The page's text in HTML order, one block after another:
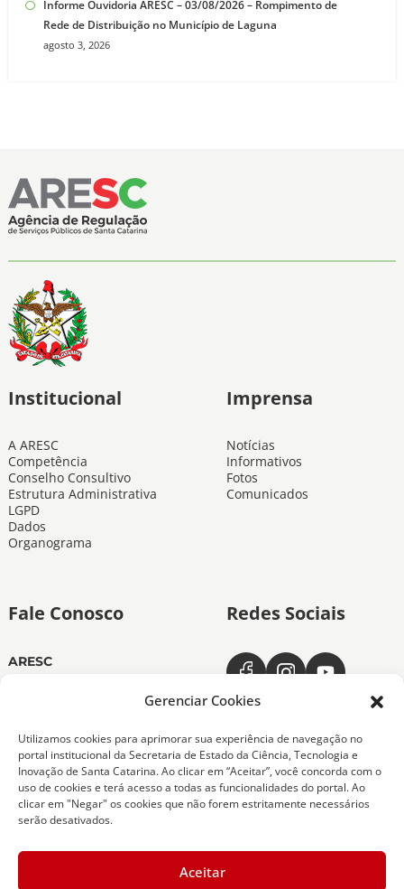
Gerenciar Cookies
Utilizamos cookies para aprimorar sua experiência de navegação no
portal institucional da Secretaria de Estado da Ciência, Tecnologia e
Inovação de Santa Catarina. Ao clicar em “Aceitar”, você concorda com o
uso de cookies e terá acesso a todas as funcionalidades do portal. Ao
clicar em "Negar" os cookies que não forem estritamente necessários
serão desativados.
Aceitar
Informe Ouvidoria ARESC – 03/08/2026 – Rompimento de
Rede de Distribuição no Município de Laguna
agosto 3, 2026
Institucional
A ARESC
Competência
Conselho Consultivo
Estrutura Administrativa
LGPD
Dados
Organograma
Imprensa
Notícias
Informativos
Fotos
Comunicados
Fale Conosco
ARESC
ARESC Ouvidoria
Dias úteis das 7h às 19h
0800-6432611
(48) 9 9151-0276
Redes Sociais
Copyright 2026 Todos os Direitos Reservados
ARESC - Agência de Regulação de Serviços Públicos